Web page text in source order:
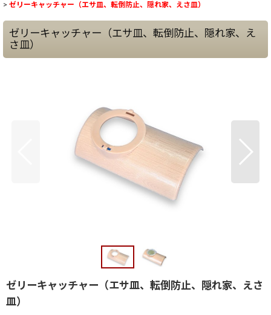
> ゼリーキャッチャー（エサ皿、転倒防止、隠れ家、えさ皿）
ゼリーキャッチャー（エサ皿、転倒防止、隠れ家、え
さ皿）
ゼリーキャッチャー（エサ皿、転倒防止、隠れ家、えさ
皿）